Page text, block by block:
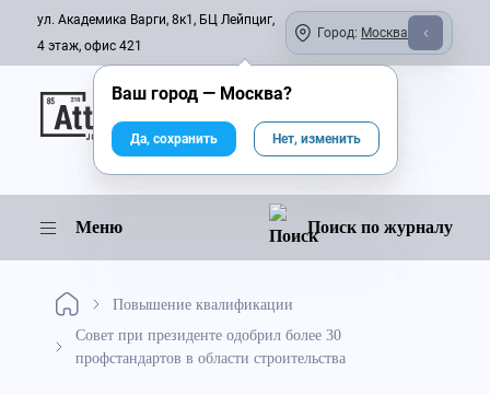
ул. Академика Варги, 8к1, БЦ Лейпциг,
4 этаж, офис 421
Город: Москва
Онлайн-журнал
Меню Поиск по журналу
Повышение квалификации
Совет при президенте одобрил более 30
профстандартов в области строительства
Ваш город — Москва?
Да, сохранить Нет, изменить